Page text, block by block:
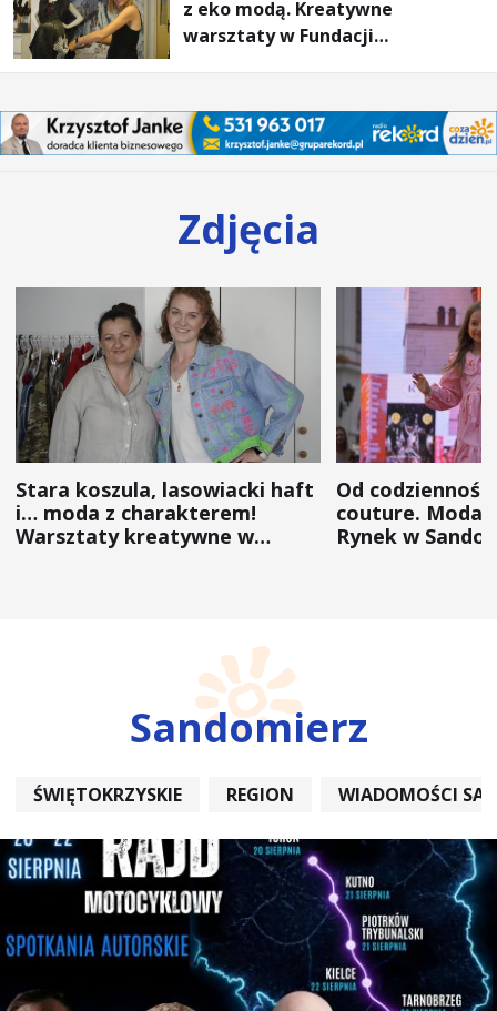
z eko modą. Kreatywne
warsztaty w Fundacji
Zdjęcia
Stara koszula, lasowiacki haft
i… moda z charakterem!
Warsztaty kreatywne w
Od
couture. Moda
Rynek w
Sandomierz
ŚWIĘTOKRZYSKIE REGION WIADOMOŚCI